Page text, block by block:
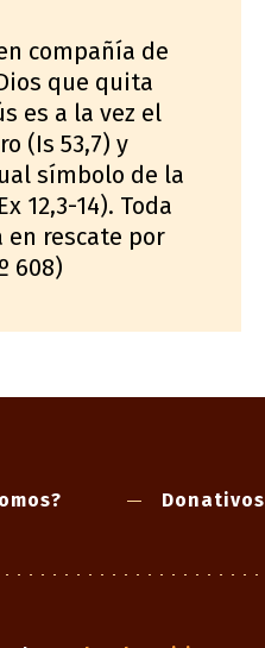
compañía de
que quita
es a la vez el
(Is 53,7) y
símbolo de la
12,3-14). Toda
en rescate por
608)
Donativos